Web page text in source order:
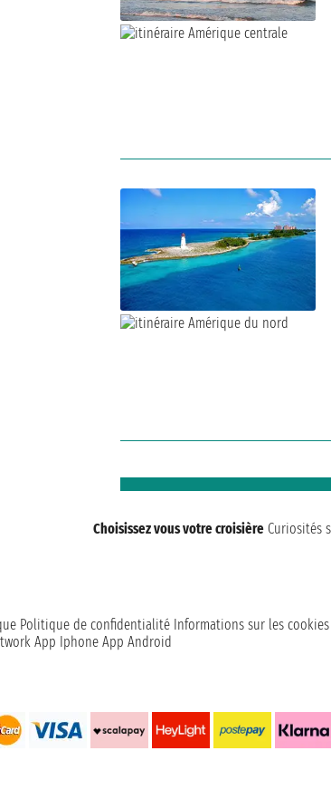
Choisissez vous votre croisière Curiosités
Politique de confidentialité Informations sur les cookies
App Iphone App Android